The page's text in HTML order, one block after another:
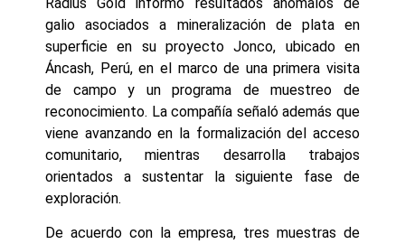
galio asociados a mineralización de plata en
superficie en su proyecto Jonco, ubicado en
Áncash, Perú, en el marco de una primera visita
de campo y un programa de muestreo de
reconocimiento. La compañía señaló además que
viene avanzando en la formalización del acceso
comunitario, mientras desarrolla trabajos
orientados a sustentar la siguiente fase de
exploración.
De acuerdo con la empresa, tres muestras de